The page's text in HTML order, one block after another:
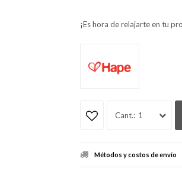
¡Es hora de relajarte en tu
1
Métodos y costos de envío